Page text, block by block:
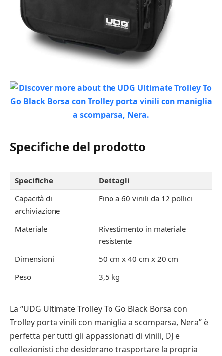
Specifiche del prodotto
Specifiche
Dettagli
Capacità di
archiviazione
Fino a 60 vinili da 12 pollici
Materiale
Rivestimento in materiale
resistente
Dimensioni
50 cm x 40 cm x 20 cm
Peso
3,5 kg
La “UDG Ultimate Trolley To Go Black Borsa con
Trolley porta vinili con maniglia a scomparsa, Nera” è
perfetta per tutti gli appassionati di vinili, DJ e
collezionisti che desiderano trasportare la propria